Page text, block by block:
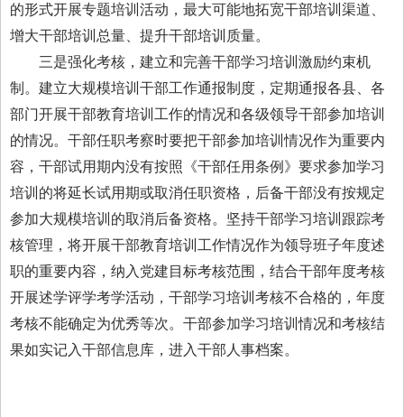
的形式开展专题培训活动，最大可能地拓宽干部培训渠道、
增大干部培训总量、提升干部培训质量。
三是强化考核，建立和完善干部学习培训激励约束机
制。建立大规模培训干部工作通报制度，定期通报各县、各
部门开展干部教育培训工作的情况和各级领导干部参加培训
的情况。干部任职考察时要把干部参加培训情况作为重要内
容，干部试用期内没有按照《干部任用条例》要求参加学习
培训的将延长试用期或取消任职资格，后备干部没有按规定
参加大规模培训的取消后备资格。坚持干部学习培训跟踪考
核管理，将开展干部教育培训工作情况作为领导班子年度述
职的重要内容，纳入党建目标考核范围，结合干部年度考核
开展述学评学考学活动，干部学习培训考核不合格的，年度
考核不能确定为优秀等次。干部参加学习培训情况和考核结
果如实记入干部信息库，进入干部人事档案。